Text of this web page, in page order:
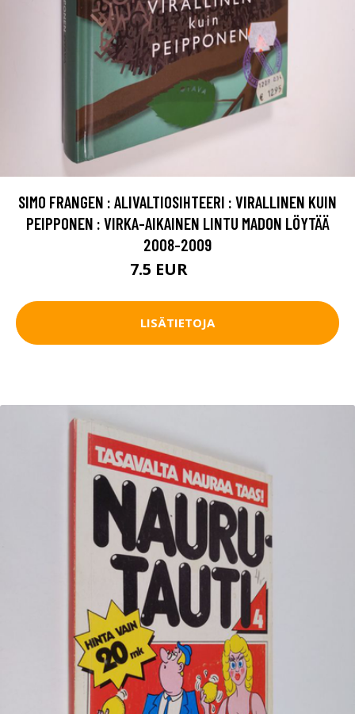
SIMO FRANGEN : ALIVALTIOSIHTEERI : VIRALLINEN KUIN
PEIPPONEN : VIRKA-AIKAINEN LINTU MADON LÖYTÄÄ
2008-2009
7.5 EUR
LISÄTIETOJA